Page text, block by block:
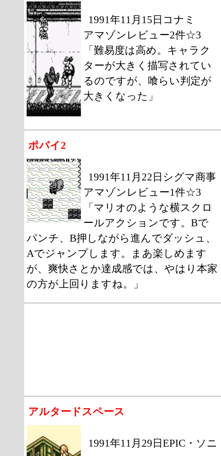
1991年11月15日コナミ
アマゾンレビュー2件☆3
「難易度は高め。キャラク
ターが大きく描写されてい
るのですが、喰らい判定が
大きくなった」
ポパイ2
1991年11月22日シグマ商事
アマゾンレビュー1件☆3
「マリオのような横スクロ
ールアクションです。Bで
パンチ、B押しながら進んでダッシュ、
Aでジャンプします。まあ楽しめます
が、爽快さとか達成感では、やはり本家
の方が上回りますね。」
アルタードスペース
1991年11月29日EPIC・ソニ